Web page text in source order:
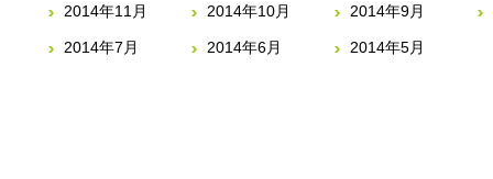
2014年11月 2014年10月 2014年9月
2014年7月 2014年6月 2014年5月